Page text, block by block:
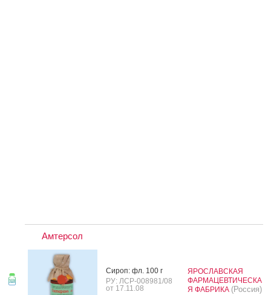
Амтерсол
Си­роп: фл. 100 г
РУ: ЛСР-008981/08
от 17.11.08
ЯРОСЛАВСКАЯ
ФАРМАЦЕВТИЧЕСКА
Я ФАБРИКА (Россия)